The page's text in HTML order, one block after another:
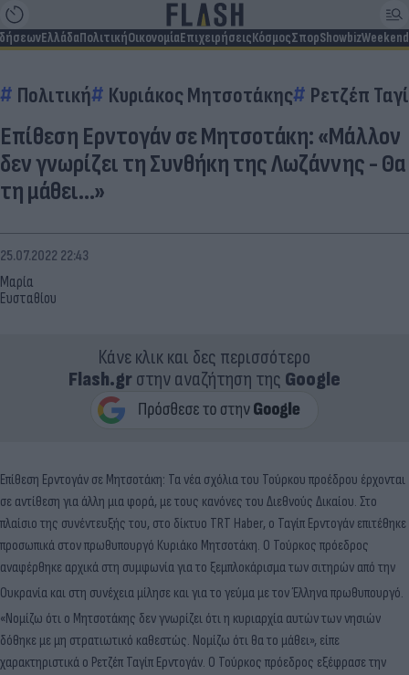
ΕλλάδαΠολιτικήΟικονομίαΕπιχειρήσειςΚόσμοςΣπορShowbizWeekend
Πολιτική Κυριάκος Μητσοτάκης Ρετζέπ
Επίθεση Ερντογάν σε Μητσοτάκη: «Μάλλον
δεν γνωρίζει τη Συνθήκη της Λωζάννης - Θα
τη μάθει...»
Μαρία
Ευσταθίου
25.07.2022 22:43
Κάνε κλικ και δες περισσότερο
Flash.grστην αναζήτηση της Google
Επίθεση Ερντογάν σε Μητσοτάκη: Τα νέα σχόλια του Τούρκου προέδρου έρχονται
σε αντίθεση για άλλη μια φορά, με τους κανόνες του Διεθνούς Δικαίου. Στο
πλαίσιο της συνέντευξής του, στο δίκτυο TRT Haber, ο Ταγίπ Ερντογάν επιτέθηκε
προσωπικά στον πρωθυπουργό Κυριάκο Μητσοτάκη. Ο Τούρκος πρόεδρος
αναφέρθηκε αρχικά στη συμφωνία για το ξεμπλοκάρισμα των σιτηρών από την
Ουκρανία και στη συνέχεια μίλησε και για το γεύμα με τον Έλληνα πρωθυπουργό.
«Νομίζω ότι ο Μητσοτάκης δεν γνωρίζει ότι η κυριαρχία αυτών των νησιών
δόθηκε με μη στρατιωτικό καθεστώς. Νομίζω ότι θα το μάθει», είπε
χαρακτηριστικά ο Ρετζέπ Ταγίπ Ερντογάν. Ο Τούρκος πρόεδρος εξέφρασε την